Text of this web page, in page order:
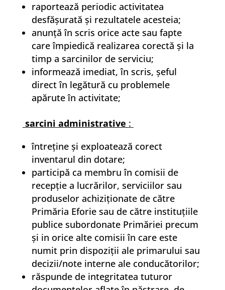
raportează periodic activitatea
desfăşurată şi rezultatele acesteia;
anunţă în scris orice acte sau fapte
care împiedică realizarea corectă şi la
timp a sarcinilor de serviciu;
informează imediat, în scris, şeful
direct în legătură cu problemele
apărute în activitate;
sarcini administrative :
întreţine şi exploatează corect
inventarul din dotare;
participă ca membru în comisii de
recepţie a lucrărilor, serviciilor sau
produselor achiziţionate de către
Primăria Eforie sau de către instituţiile
publice subordonate Primăriei precum
şi in orice alte comisii în care este
numit prin dispoziţii ale primarului sau
decizii/note interne ale conducătorilor;
răspunde de integritatea tuturor